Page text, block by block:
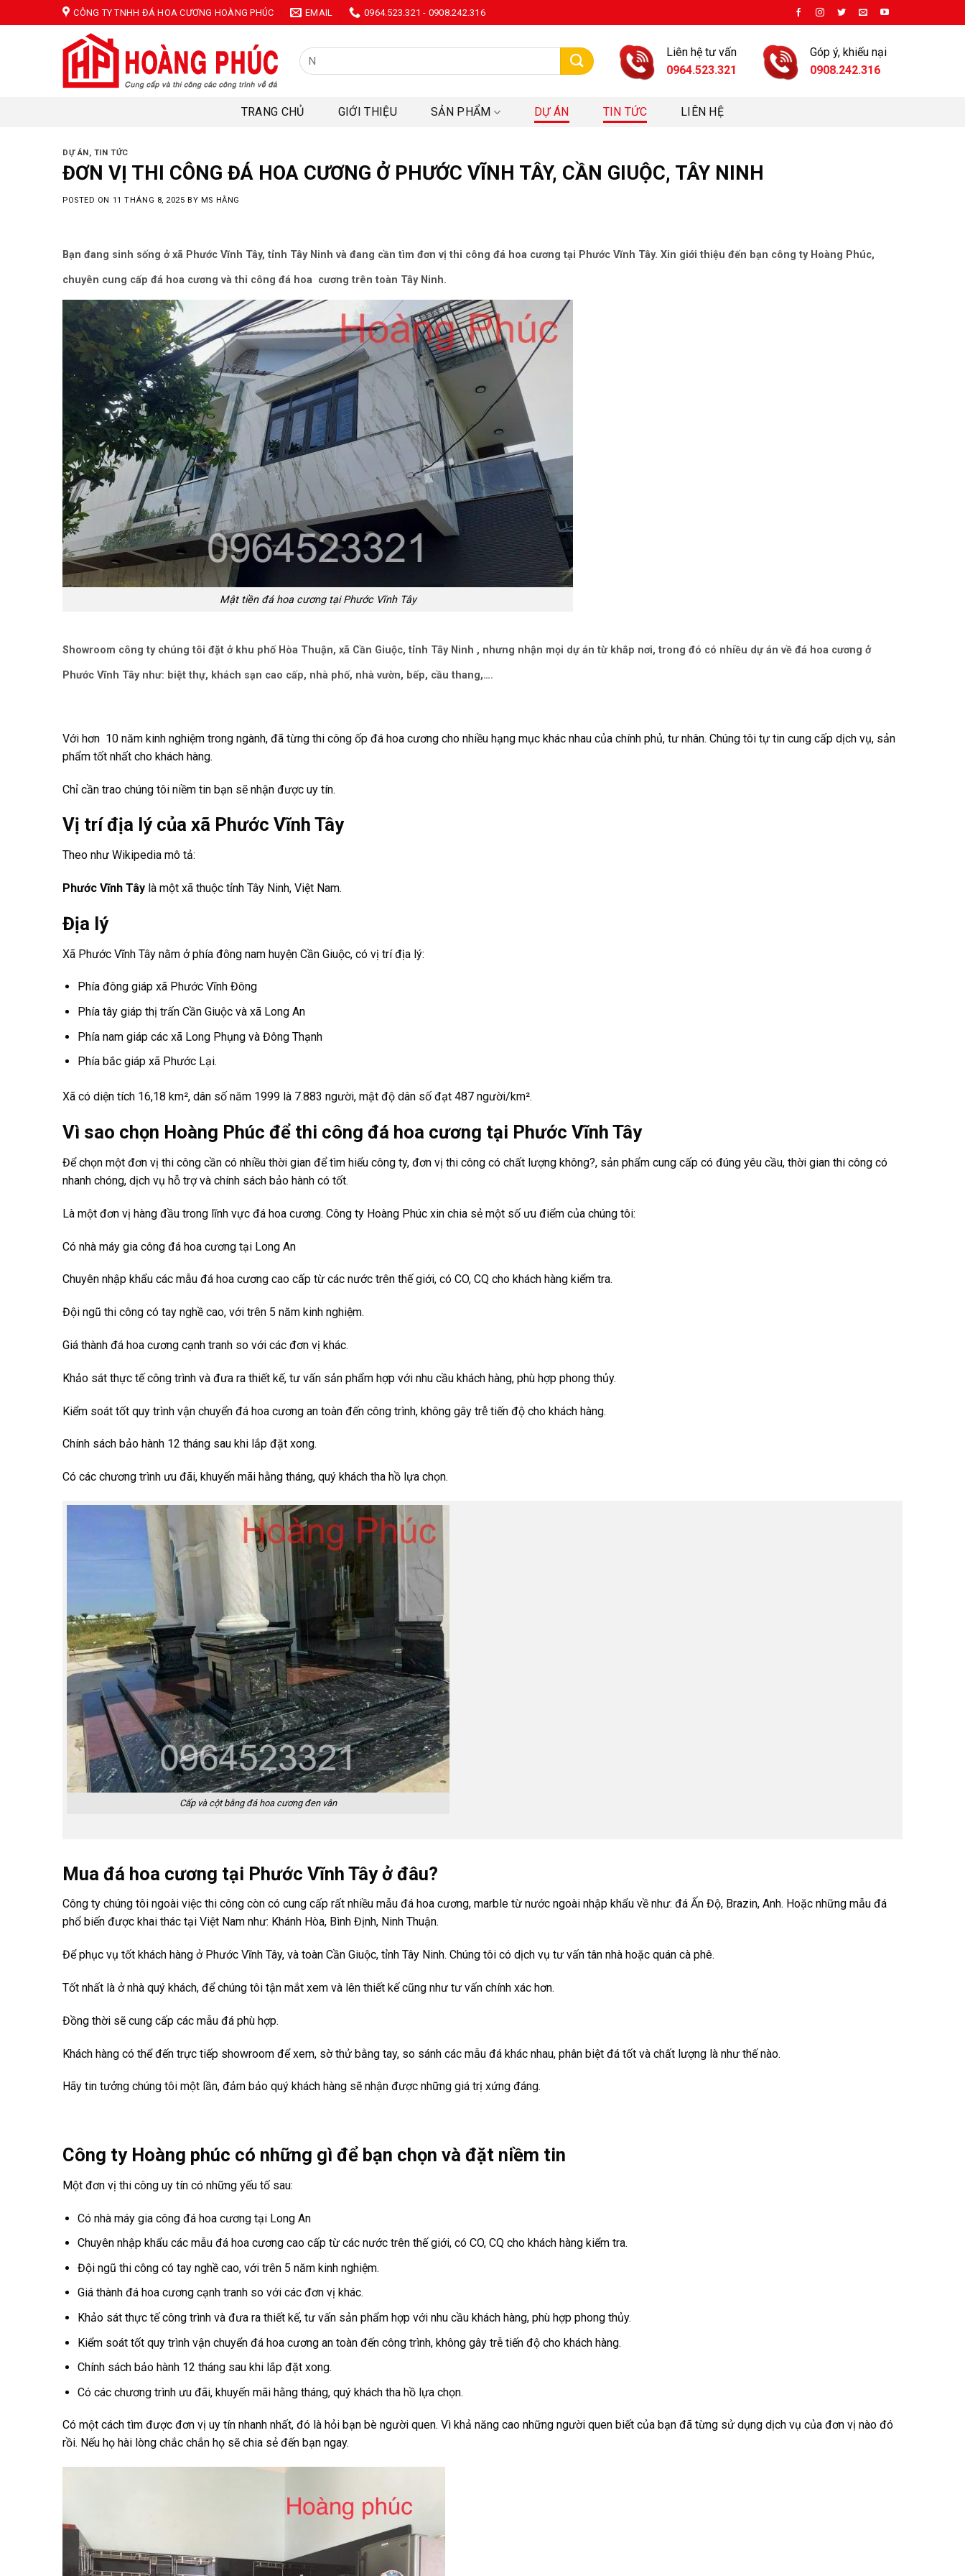
to
CÔNG TY TNHH ĐÁ HOA CƯƠNG HOÀNG PHÚC EMAIL 0964.523.321 - 0908.242.316
Tìm
kiếm:
Liên hệ tư vấn
0964.523.321
Góp ý, khiếu nại
0908.242.316
TRANG CHỦ GIỚI THIỆU SẢN PHẨM DỰ ÁN TIN TỨC LIÊN HỆ
DỰ ÁN, TIN TỨC
ĐƠN VỊ THI CÔNG ĐÁ HOA CƯƠNG Ở PHƯỚC VĨNH TÂY, CẦN GIUỘC, TÂY NINH
POSTED ON 11 THÁNG 8, 2025 BY MS HẰNG
Bạn đang sinh sống ở xã Phước Vĩnh Tây, tỉnh Tây Ninh và đang cần tìm đơn vị thi công đá hoa cương tại Phước Vĩnh Tây. Xin giới thiệu đến bạn công ty Hoàng Phúc,
chuyên cung cấp đá hoa cương và thi công đá hoa cương trên toàn Tây Ninh.
Mật tiền đá hoa cương tại Phước Vĩnh Tây
Showroom công ty chúng tôi đặt ở khu phố Hòa Thuận, xã Cần Giuộc, tỉnh Tây Ninh , nhưng nhận mọi dự án từ khắp nơi, trong đó có nhiều dự án về đá hoa cương ở
Phước Vĩnh Tây như: biệt thự, khách sạn cao cấp, nhà phố, nhà vườn, bếp, cầu thang,….
Với hơn 10 năm kinh nghiệm trong ngành, đã từng thi công ốp đá hoa cương cho nhiều hạng mục khác nhau của chính phủ, tư nhân. Chúng tôi tự tin cung cấp dịch vụ, sản
phẩm tốt nhất cho khách hàng.
Chỉ cần trao chúng tôi niềm tin bạn sẽ nhận được uy tín.
Vị trí địa lý của xã Phước Vĩnh Tây
Theo như Wikipedia mô tả:
Phước Vĩnh Tây là một xã thuộc tỉnh Tây Ninh, Việt Nam.
Địa lý
Xã Phước Vĩnh Tây nằm ở phía đông nam huyện Cần Giuộc, có vị trí địa lý:
Phía đông giáp xã Phước Vĩnh Đông
Phía tây giáp thị trấn Cần Giuộcvà xã Long An
Phía nam giáp các xã Long Phụngvà Đông Thạnh
Phía bắc giáp xã Phước Lại.
Xã có diện tích 16,18 km², dân số năm 1999 là 7.883 người, mật độ dân số đạt 487 người/km².
Vì sao chọn Hoàng Phúc để thi công đá hoa cương tại Phước Vĩnh Tây
Để chọn một đơn vị thi công cần có nhiều thời gian để tìm hiểu công ty, đơn vị thi công có chất lượng không?, sản phẩm cung cấp có đúng yêu cầu, thời gian thi công có
nhanh chóng, dịch vụ hỗ trợ và chính sách bảo hành có tốt.
Là một đơn vị hàng đầu trong lĩnh vực đá hoa cương. Công ty Hoàng Phúc xin chia sẻ một số ưu điểm của chúng tôi:
Có nhà máy gia công đá hoa cương tại Long An
Chuyên nhập khẩu các mẫu đá hoa cương cao cấp từ các nước trên thế giới, có CO, CQ cho khách hàng kiểm tra.
Đội ngũ thi công có tay nghề cao, với trên 5 năm kinh nghiệm.
Giá thành đá hoa cương cạnh tranh so với các đơn vị khác.
Khảo sát thực tế công trình và đưa ra thiết kế, tư vấn sản phẩm hợp với nhu cầu khách hàng, phù hợp phong thủy.
Kiểm soát tốt quy trình vận chuyển đá hoa cương an toàn đến công trình, không gây trễ tiến độ cho khách hàng.
Chính sách bảo hành 12 tháng sau khi lắp đặt xong.
Có các chương trình ưu đãi, khuyến mãi hằng tháng, quý khách tha hồ lựa chọn.
Cấp và cột bằng đá hoa cương đen vân
Mua đá hoa cương tại Phước Vĩnh Tây ở đâu?
Công ty chúng tôi ngoài việc thi công còn có cung cấp rất nhiều mẫu đá hoa cương, marble từ nước ngoài nhập khẩu về như: đá Ấn Độ, Brazin, Anh. Hoặc những mẫu đá
phổ biến được khai thác tại Việt Nam như: Khánh Hòa, Bình Định, Ninh Thuận.
Để phục vụ tốt khách hàng ở Phước Vĩnh Tây, và toàn Cần Giuộc, tỉnh Tây Ninh. Chúng tôi có dịch vụ tư vấn tân nhà hoặc quán cà phê.
Tốt nhất là ở nhà quý khách, để chúng tôi tận mắt xem và lên thiết kế cũng như tư vấn chính xác hơn.
Đồng thời sẽ cung cấp các mẫu đá phù hợp.
Khách hàng có thể đến trực tiếp showroom để xem, sờ thử bằng tay, so sánh các mẫu đá khác nhau, phân biệt đá tốt và chất lượng là như thế nào.
Hãy tin tưởng chúng tôi một lần, đảm bảo quý khách hàng sẽ nhận được những giá trị xứng đáng.
Công ty Hoàng phúc có những gì để bạn chọn và đặt niềm tin
Một đơn vị thi công uy tín có những yếu tố sau:
Có nhà máy gia công đá hoa cương tại Long An
Chuyên nhập khẩu các mẫu đá hoa cương cao cấp từ các nước trên thế giới, có CO, CQ cho khách hàng kiểm tra.
Đội ngũ thi công có tay nghề cao, với trên 5 năm kinh nghiệm.
Giá thành đá hoa cương cạnh tranh so với các đơn vị khác.
Khảo sát thực tế công trình và đưa ra thiết kế, tư vấn sản phẩm hợp với nhu cầu khách hàng, phù hợp phong thủy.
Kiểm soát tốt quy trình vận chuyển đá hoa cương an toàn đến công trình, không gây trễ tiến độ cho khách hàng.
Chính sách bảo hành 12 tháng sau khi lắp đặt xong.
Có các chương trình ưu đãi, khuyến mãi hằng tháng, quý khách tha hồ lựa chọn.
Có một cách tìm được đơn vị uy tín nhanh nhất, đó là hỏi bạn bè người quen. Vì khả năng cao những người quen biết của bạn đã từng sử dụng dịch vụ của đơn vị nào đó
rồi. Nếu họ hài lòng chắc chắn họ sẽ chia sẻ đến bạn ngay.